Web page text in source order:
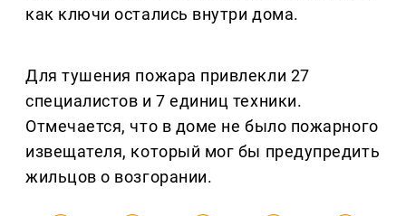
как ключи остались внутри дома.
Для тушения пожара привлекли 27
специалистов и 7 единиц техники.
Отмечается, что в доме не было пожарного
извещателя, который мог бы предупредить
жильцов о возгорании.